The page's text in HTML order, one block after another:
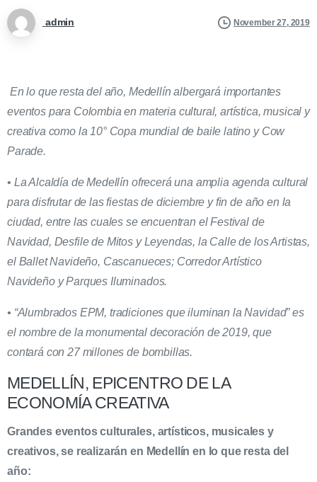
admin November 27, 2019
En lo que resta del año, Medellín albergará importantes
eventos para Colombia en materia cultural, artística, musical y
creativa como la 10° Copa mundial de baile latino y Cow
Parade.
• La Alcaldía de Medellín ofrecerá una amplia agenda cultural
para disfrutar de las fiestas de diciembre y fin de año en la
ciudad, entre las cuales se encuentran el Festival de
Navidad, Desfile de Mitos y Leyendas, la Calle de los Artistas,
el Ballet Navideño, Cascanueces; Corredor Artístico
Navideño y Parques Iluminados.
• “Alumbrados EPM, tradiciones que iluminan la Navidad” es
el nombre de la monumental decoración de 2019, que
contará con 27 millones de bombillas.
MEDELLÍN, EPICENTRO DE LA
ECONOMÍA CREATIVA
Grandes eventos culturales, artísticos, musicales y
creativos, se realizarán en Medellín en lo que resta del
año: